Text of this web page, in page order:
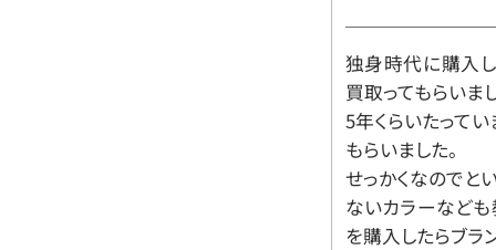
独身時代に購入
買取ってもらいま
5年くらいたって
もらいました。
せっかくなのでと
ないカラーなども
を購入したらブラ